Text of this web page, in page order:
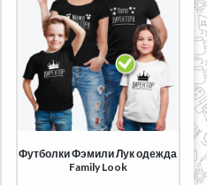
Футболки Фэмили Лук одежда
Family Look